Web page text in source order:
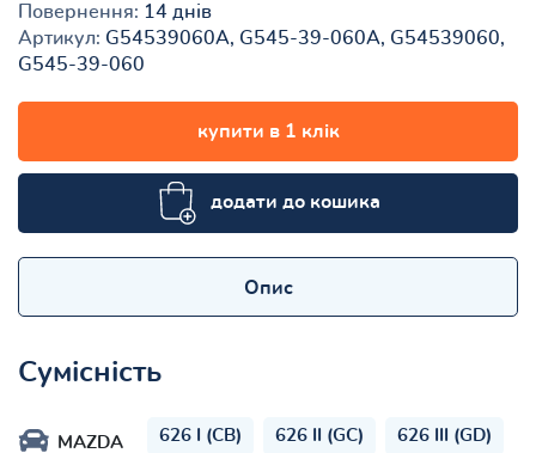
Повернення: 14 днів
Артикул: G54539060A, G545-39-060A, G54539060,
G545-39-060
купити в 1 клік
додати до кошика
Опис
Сумісність
MAZDA 626 I (CB) 626 II (GC) 626 III (GD)